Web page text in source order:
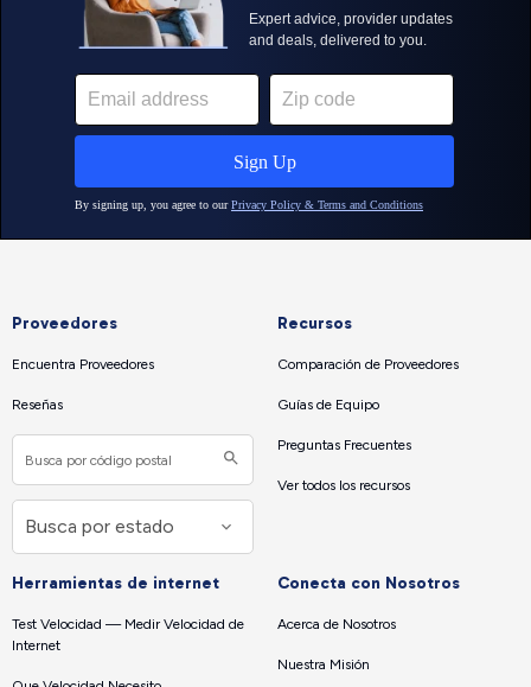
Proveedores
Encuentra Proveedores
Reseñas
Recursos
Comparación de Proveedores
Guías de Equipo
Preguntas Frecuentes
Ver todos los recursos
Herramientas de internet
Test Velocidad — Medir Velocidad de
Internet
Conecta con Nosotros
Acerca de Nosotros
Nuestra Misión